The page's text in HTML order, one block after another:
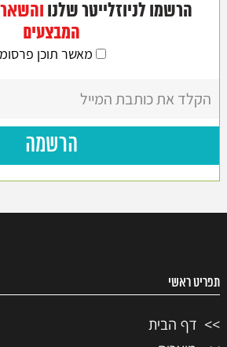
הרשמו לניוזלייטר שלנו
המבצעים
מאשר תוכן
תפריט ראשי
דף הבית